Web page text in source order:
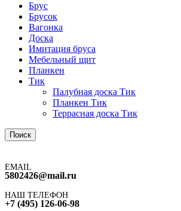
Брус
Брусок
Вагонка
Доска
Имитация бруса
Мебельный щит
Планкен
Тик
Палубная доска Тик
Планкен Тик
Террасная доска Тик
Поиск
EMAIL
5802426@mail.ru
НАШ ТЕЛЕФОН
+7 (495) 126-06-98